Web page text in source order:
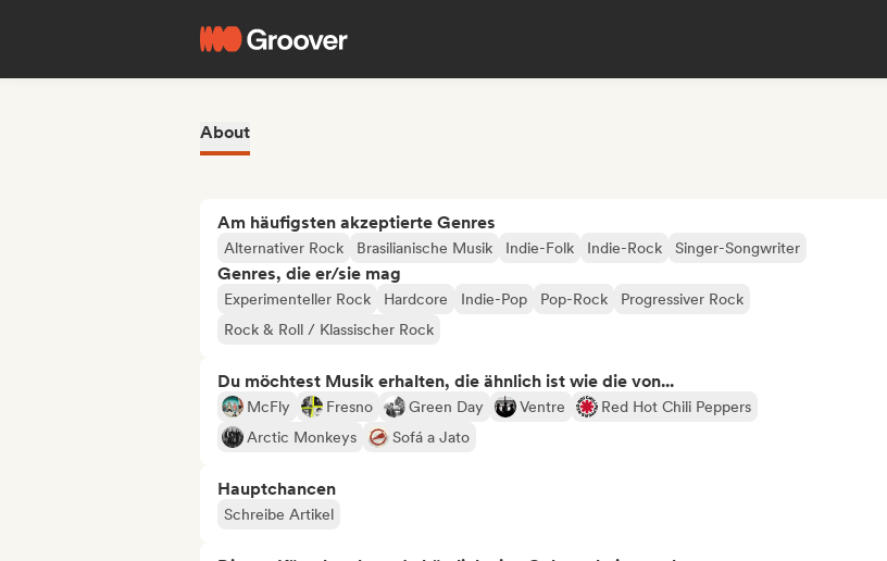
About
Am häufigsten akzeptierte Genres
Alternativer Rock Brasilianische Musik Indie-Folk Indie-Rock Singer-Songwriter
Genres, die er/sie mag
Experimenteller Rock Hardcore Indie-Pop Pop-Rock
Progressiver Rock
Rock & Roll / Klassischer Rock
Du möchtest Musik erhalten, die ähnlich ist wie die von...
McFly Fresno Green Day Ventre
Red Hot Chili Peppers
Arctic Monkeys
Sofá a Jato
Hauptchancen
Schreibe Artikel